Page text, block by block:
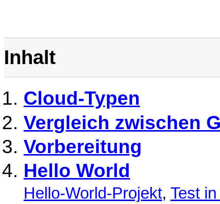
Inhalt
Cloud-Typen
Vergleich zwischen
Vorbereitung
Hello World
Hello-World-Projekt, Test